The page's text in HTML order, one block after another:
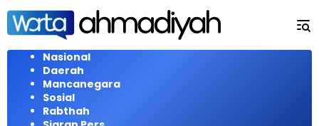
Langsung
konten
Nasional
Daerah
Mancanegara
Sosial
Rabthah